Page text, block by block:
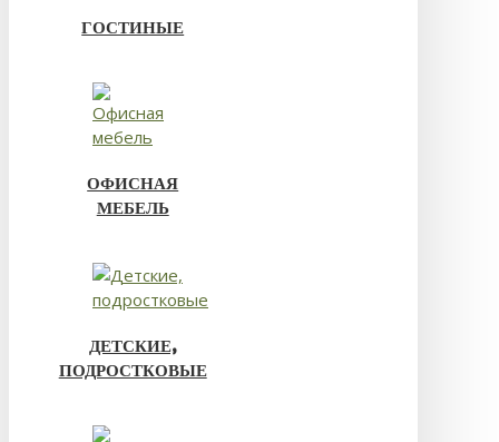
ГОСТИНЫЕ
ОФИСНАЯ
МЕБЕЛЬ
ДЕТСКИЕ,
ПОДРОСТКОВЫЕ